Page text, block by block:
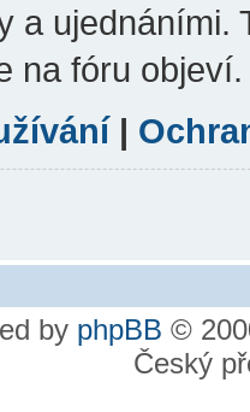
a ujednáními.
na fóru objeví.
|
by phpBB ©
Český